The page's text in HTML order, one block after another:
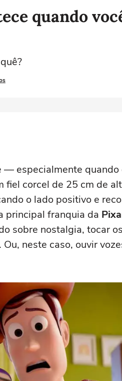
quando
— especialmente quando
fiel corcel de 25 cm de
o lado positivo e
principal franquia da
sobre nostalgia, tocar
neste caso, ouvir